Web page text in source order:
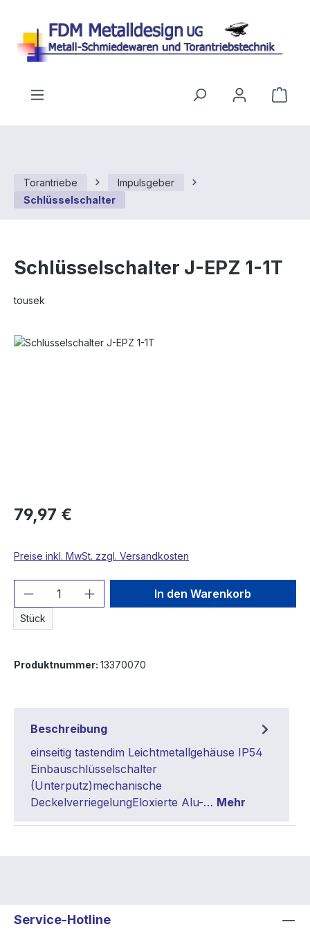
Torantriebe
Impulsgeber
Schlüsselschalter
Schlüsselschalter J-EPZ 1-1T
tousek
Bildergalerie überspringen
79,97 €
Preise inkl. MwSt. zzgl. Versandkosten
Produkt Anzahl: Gib den
Stück
In den Warenkorb
Produktnummer: 13370070
Beschreibung
einseitig tastendim Leichtmetallgehäuse IP54
Einbauschlüsselschalter
(Unterputz)mechanische
DeckelverriegelungEloxierte Alu-… Mehr
Service-Hotline